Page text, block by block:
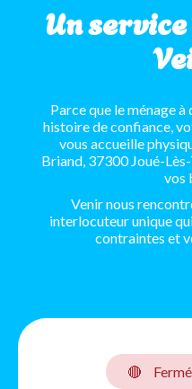
Un service
Parce que le ménage
histoire de confiance,
vous accueille
Briand, 37300 Joué-
vos
Venir nous
interlocuteur unique
contraintes et
🔴